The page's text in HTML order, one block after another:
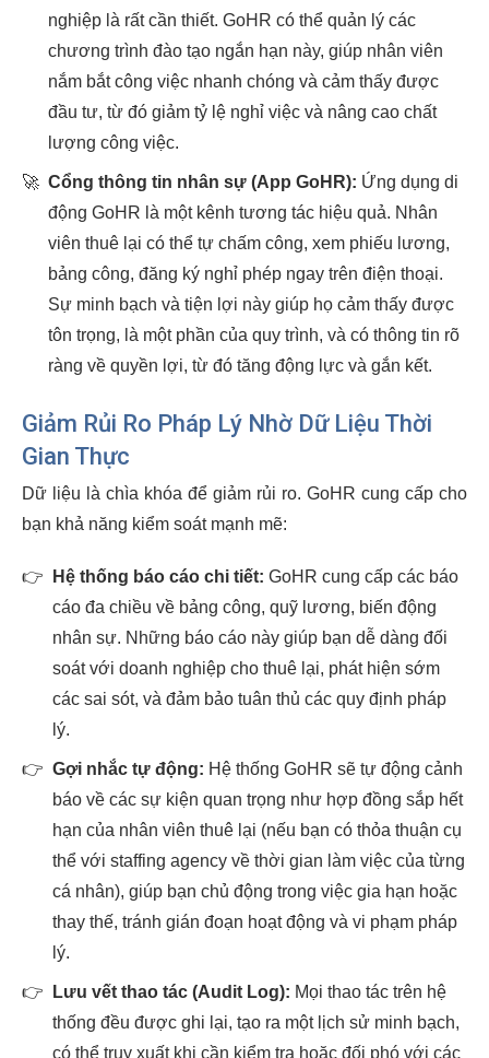
nghiệp là rất cần thiết. GoHR có thể quản lý các
chương trình đào tạo ngắn hạn này, giúp nhân viên
nắm bắt công việc nhanh chóng và cảm thấy được
đầu tư, từ đó giảm tỷ lệ nghỉ việc và nâng cao chất
lượng công việc.
🚀 Cổng thông tin nhân sự (App GoHR): Ứng dụng di
động GoHR là một kênh tương tác hiệu quả. Nhân
viên thuê lại có thể tự chấm công, xem phiếu lương,
bảng công, đăng ký nghỉ phép ngay trên điện thoại.
Sự minh bạch và tiện lợi này giúp họ cảm thấy được
tôn trọng, là một phần của quy trình, và có thông tin rõ
ràng về quyền lợi, từ đó tăng động lực và gắn kết.
Giảm Rủi Ro Pháp Lý Nhờ Dữ Liệu Thời
Gian Thực
Dữ liệu là chìa khóa để giảm rủi ro. GoHR cung cấp cho
bạn khả năng kiểm soát mạnh mẽ:
👉 Hệ thống báo cáo chi tiết: GoHR cung cấp các báo
cáo đa chiều về bảng công, quỹ lương, biến động
nhân sự. Những báo cáo này giúp bạn dễ dàng đối
soát với doanh nghiệp cho thuê lại, phát hiện sớm
các sai sót, và đảm bảo tuân thủ các quy định pháp
lý.
👉 Gợi nhắc tự động: Hệ thống GoHR sẽ tự động cảnh
báo về các sự kiện quan trọng như hợp đồng sắp hết
hạn của nhân viên thuê lại (nếu bạn có thỏa thuận cụ
thể với staffing agency về thời gian làm việc của từng
cá nhân), giúp bạn chủ động trong việc gia hạn hoặc
thay thế, tránh gián đoạn hoạt động và vi phạm pháp
lý.
👉 Lưu vết thao tác (Audit Log): Mọi thao tác trên hệ
thống đều được ghi lại, tạo ra một lịch sử minh bạch,
có thể truy xuất khi cần kiểm tra hoặc đối phó với các